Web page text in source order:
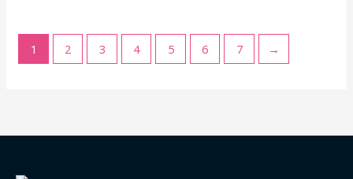
1 2 3 4 5 6 7 →